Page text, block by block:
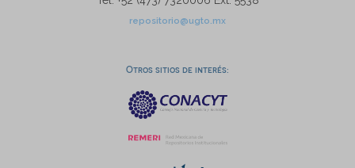
repositorio@ugto.mx
Otros sitios de interés: